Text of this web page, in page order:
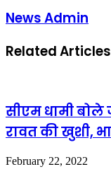
News Admin
Related Articles
सीएम धामी बोले
रावत की खुशी,
February 22, 2022